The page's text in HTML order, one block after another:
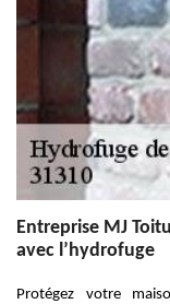
Entreprise MJ
avec l’hydrofuge
Protégez votre